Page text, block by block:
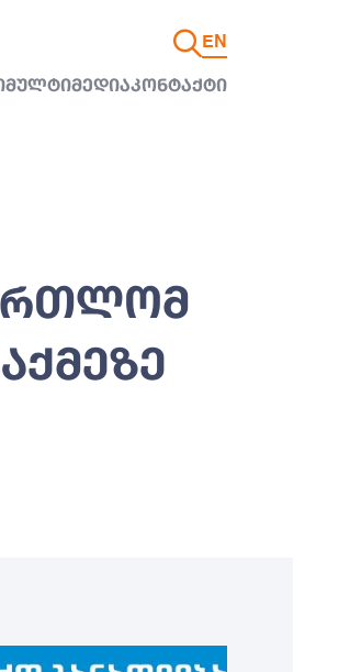
EN
ᲛᲣᲚᲢᲘᲛᲔᲓᲘᲐᲙᲝᲜᲢᲐᲥᲢᲘ